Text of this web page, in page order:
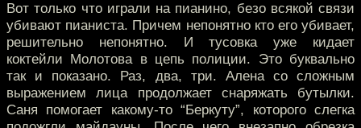
Вот только что играли на пианино, безо всякой связи
убивают пианиста. Причем непонятно кто его убивает,
решительно непонятно. И тусовка уже кидает
коктейли Молотова в цепь полиции. Это буквально
так и показано. Раз, два, три. Алена со сложным
выражением лица продолжает снаряжать бутылки.
Саня помогает какому-то “Беркуту”, которого слегка